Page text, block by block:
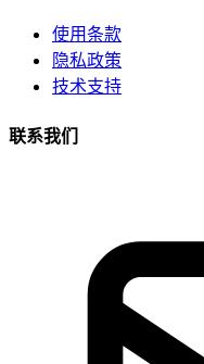
使用条款
隐私政策
技术支持
联系我们